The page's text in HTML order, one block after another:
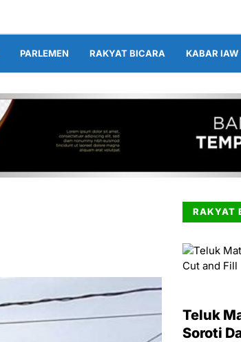
PARLEMEN RAKYAT BICARA KABAR IAW
RAKYAT
Teluk
Soroti